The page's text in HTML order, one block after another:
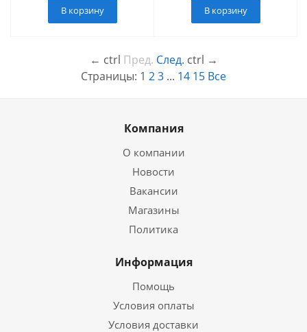
В корзину В корзину
← ctrl Пред. След. ctrl →
Страницы: 1 23 ... 14 15 Все
Компания
О компании
Новости
Вакансии
Магазины
Политика
Информация
Помощь
Условия оплаты
Условия доставки